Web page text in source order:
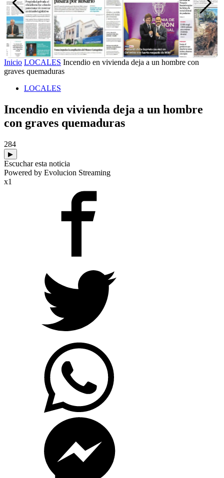
Inicio LOCALES Incendio en vivienda deja a un hombre con
graves quemaduras
LOCALES
Incendio en vivienda deja a un hombre
con graves quemaduras
284
▶
Escuchar esta noticia
Powered by Evolucion Streaming
x1